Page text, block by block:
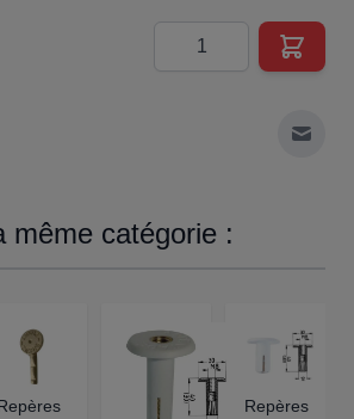
Quantité
même catégorie :
Repères